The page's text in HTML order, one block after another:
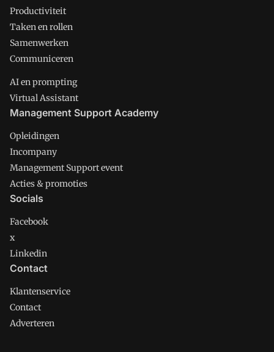
Productiviteit
Taken en rollen
Samenwerken
Communiceren
AI en prompting
Virtual Assistant
Management Support Academy
Opleidingen
Incompany
Management Support event
Acties & promoties
Socials
Facebook
x
Linkedin
Contact
Klantenservice
Contact
Adverteren